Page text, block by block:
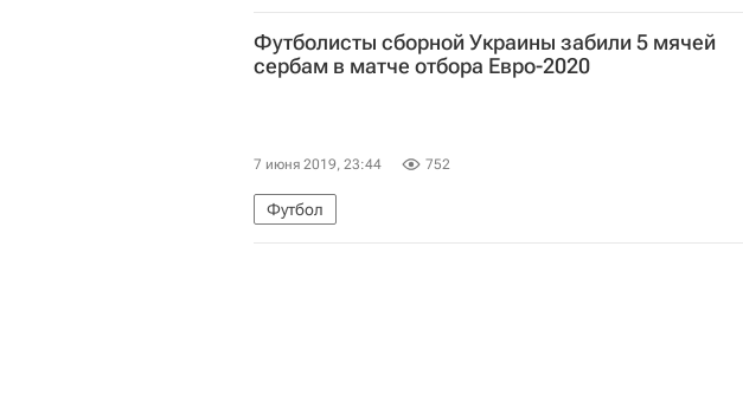
Футболисты сборной Украины забили 5 мячей
сербам в матче отбора Евро-2020
7 июня 2019, 23:44 752
Футбол